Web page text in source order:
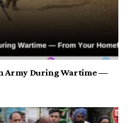
Army During Wartime —